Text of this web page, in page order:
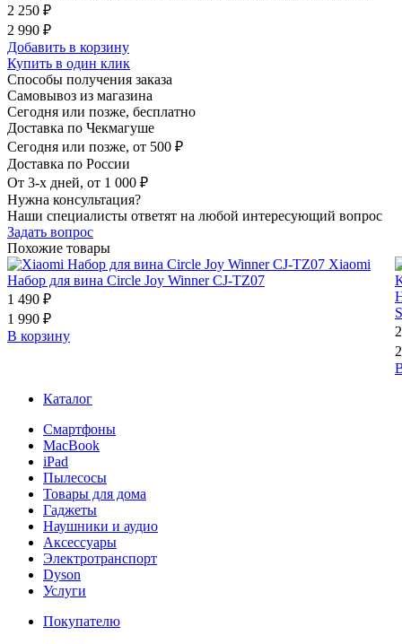
2 250 ₽
2 990 ₽
Добавить в корзину
Купить в один клик
Способы получения заказа
Самовывоз из магазина
Сегодня или позже, бесплатно
Доставка по Чекмагуше
Сегодня или позже, от 500 ₽
Доставка по России
От 3-х дней, от 1 000 ₽
Нужна консультация?
Наши специалисты ответят на любой интересующий вопрос
Задать вопрос
Похожие товары
Xiaomi
Набор для вина Circle Joy Winner CJ-TZ07
1 490 ₽
1 990 ₽
В корзину
Каталог
Смартфоны
MacBook
iPad
Пылесосы
Товары для дома
Гаджеты
Наушники и аудио
Аксессуары
Электротранспорт
Dyson
Услуги
Покупателю